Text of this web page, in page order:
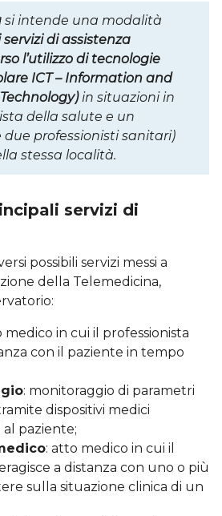
si intende una modalità
di assistenza
l’utilizzo di tecnologie
ICT – Information and
in situazioni in
della salute e un
professionisti sanitari)
stessa località.
servizi di
possibili servizi messi a
della Telemedicina,
medico in cui il professionista
con il paziente in tempo
: monitoraggio di parametri
dispositivi medici
al paziente;
: atto medico in cui il
a distanza con uno o più
sulla situazione clinica di un